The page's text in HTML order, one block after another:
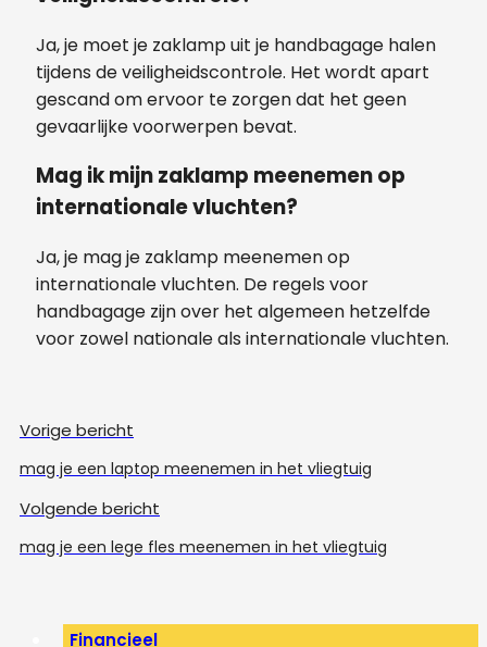
Ja, je moet je zaklamp uit je handbagage halen
tijdens de veiligheidscontrole. Het wordt apart
gescand om ervoor te zorgen dat het geen
gevaarlijke voorwerpen bevat.
Mag ik mijn zaklamp meenemen op
internationale vluchten?
Ja, je mag je zaklamp meenemen op
internationale vluchten. De regels voor
handbagage zijn over het algemeen hetzelfde
voor zowel nationale als internationale vluchten.
Vorige bericht
mag je een laptop meenemen in het vliegtuig
Volgende bericht
mag je een lege fles meenemen in het vliegtuig
Financieel